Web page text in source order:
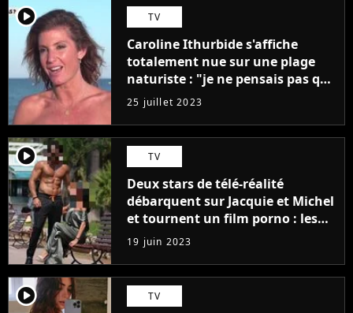
player2 TV
Caroline Ithurbide s'affiche
totalement nue sur une plage
naturiste : "je ne pensais pas que
j'arriverais à le faire..."
25 juillet 2023
player2 TV
Deux stars de télé-réalité
débarquent sur Jacquie et Michel
et tournent un film porno : les
premières images du tournage
(exclu)
19 juin 2023
player2 TV